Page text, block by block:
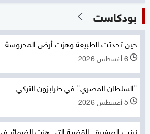
بودكاست
حين تحدثت الطبيعة وهزت أرض المحروسة
l 6 أغسطس 2026
"السلطان المصري" في طرابزون التركي
l 5 أغسطس 2026
زينب الصغيرة.. القضية التي هزت الضمائر في